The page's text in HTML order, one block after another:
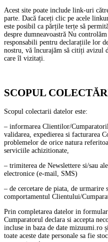
Acest site poate include link-uri
parte. Dacă faceți clic pe acele
este posibil ca părțile terțe să
despre dumneavoastră Nu
responsabili pentru declarațiile lor
nostru, vă încurajăm să citiți avizul
care îl vizitați.
SCOPUL
Scopul colectarii datelor este:
– informarea Clientilor/
validarea, expedierea si facturarea
problemelor de orice natura
serviciile achizitionate,
– trimiterea de Newslettere si/sau
electronice (e-mail, SMS)
– de cercetare de piata, de
comportamentul Clientului/
Prin completarea datelor in
Cumparatorul declara si accepta
incluse in baza de date mizuumi.ro
toate aceste date personale sa fie